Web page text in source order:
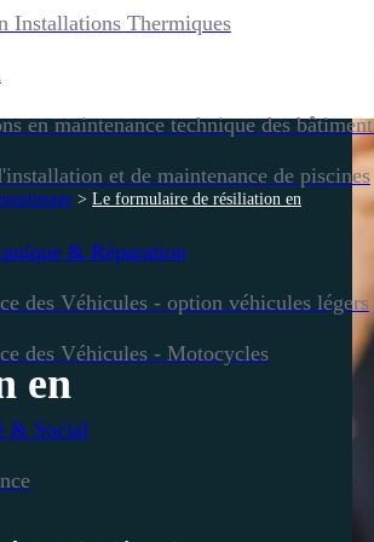
Installations Thermiques
en maintenance technique des
et de maintenance de piscines
& Réparation
des Véhicules - option véhicules légers
des Véhicules - Motocycles
& Social
> Le formulaire de résiliation en
en